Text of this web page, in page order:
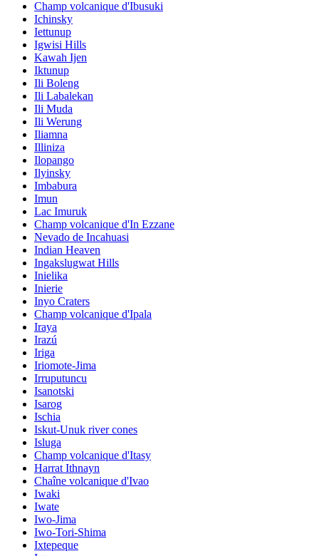
Champ volcanique d'Ibusuki
Ichinsky
Iettunup
Igwisi Hills
Kawah Ijen
Iktunup
Ili Boleng
Ili Labalekan
Ili Muda
Ili Werung
Iliamna
Illiniza
Ilopango
Ilyinsky
Imbabura
Imun
Lac Imuruk
Champ volcanique d'In Ezzane
Nevado de Incahuasi
Indian Heaven
Ingakslugwat Hills
Inielika
Inierie
Inyo Craters
Champ volcanique d'Ipala
Iraya
Irazú
Iriga
Iriomote-Jima
Irruputuncu
Isanotski
Isarog
Ischia
Iskut-Unuk river cones
Isluga
Champ volcanique d'Itasy
Harrat Ithnayn
Chaîne volcanique d'Ivao
Iwaki
Iwate
Iwo-Jima
Iwo-Tori-Shima
Ixtepeque